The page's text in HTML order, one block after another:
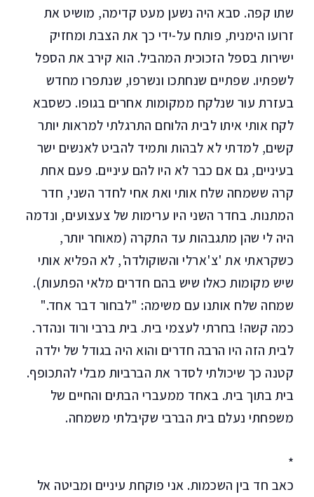
שתו קפה. סבא היה נשען מעט קדימה, מושיט את
זרועו הימנית, פותח על-ידי כך את הצבת ומחזיק
ישירות בספל הזכוכית המהביל. הוא קירב את הספל
לשפתיו. שפתיים שנחתכו ונשרפו, שנתפרו מחדש
בעזרת עור שנלקח ממקומות אחרים בגופו. כשסבא
לקח אותי איתו לבית הלוחם התרגלתי למראות יותר
קשים, למדתי לא לבהות ותמיד להביט לאנשים ישר
בעיניים, גם אם כבר לא היו להם עיניים. פעם אחת
קרה ששמחה שלח אותי ואת אחי לחדר השני, חדר
המתנות. בחדר השני היו ערימות של צעצועים, ונדמה
היה לי שהן מתגבהות עד התקרה (מאוחר יותר,
כשקראתי את 'צ'ארלי והשוקולדה', לא הפליא אותי
שיש מקומות כאלו שיש בהם חדרים מלאי הפתעות).
שמחה שלח אותנו עם משימה: "לבחור דבר אחד."
כמה קשה! בחרתי לעצמי בית. בית ברבי ורוד ונהדר.
לבית הזה היו הרבה חדרים והוא היה בגודל של ילדה
קטנה כך שיכולתי לסדר את הברביות מבלי להתכופף.
בית בתוך בית. באחד ממעברי הבתים והחיים של
משפחתי נעלם בית הברבי שקיבלתי משמחה.
*
כאב חד בין השכמות. אני פוקחת עיניים ומביטה אל